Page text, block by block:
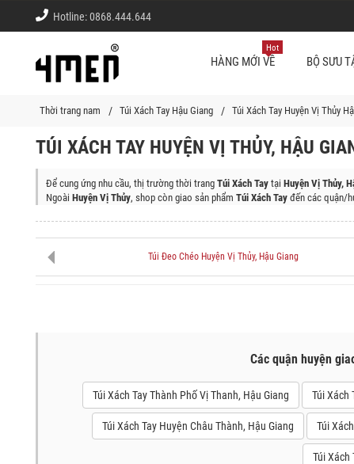
Hotline:0868.444.644
HÀNG MỚI VỀ
Hot
BỘ SƯU
Thời trang nam Túi Xách Tay Hậu Giang Túi Xách Tay Huyện Vị Thủy
TÚI XÁCH TAY HUYỆN VỊ THỦY, HẬU
Để cung ứng nhu cầu, thị trường thời trang Túi Xách Taytại Huyện Vị Thủy,
Ngoài Huyện Vị Thủy, shop còn giao sản phẩm Túi Xách Tayđến các quận/
Túi Đeo Chéo Huyện Vị Thủy, Hậu Giang
Các quận huyện
Túi Xách Tay Thành Phố Vị Thanh, Hậu Giang Túi Xách
Túi Xách Tay Huyện Châu Thành, Hậu Giang Túi
Túi Xách